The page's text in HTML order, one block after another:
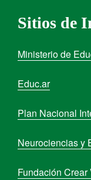
Sitios de
Ministerio de
Educ.ar
Plan Nacional
Neurociencias y
Fundación